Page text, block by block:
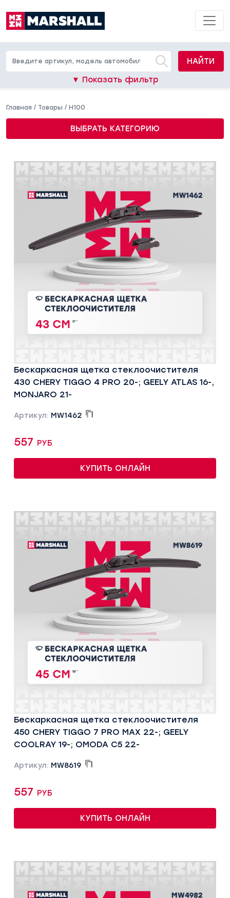
НАЙТИ
▼ Показать фильтр
Главная / Товары / H100
ВЫБРАТЬ КАТЕГОРИЮ
Бескаркасная щетка стеклоочистителя
430 CHERY TIGGO 4 PRO 20-; GEELY ATLAS 16-,
MONJARO 21-
Артикул: MW1462
557 руб
КУПИТЬ ОНЛАЙН
Бескаркасная щетка стеклоочистителя
450 CHERY TIGGO 7 PRO MAX 22-; GEELY
COOLRAY 19-; OMODA C5 22-
Артикул: MW8619
557 руб
КУПИТЬ ОНЛАЙН